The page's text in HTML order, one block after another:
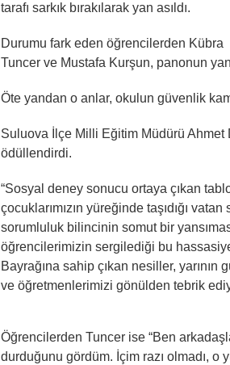
tarafı sarkık bırakılarak yan asıldı.
Durumu fark eden öğrencilerden Kübra
Tuncer ve Mustafa Kurşun, panonun
Öte yandan o anlar, okulun güvenlik
Suluova İlçe Milli Eğitim Müdürü
ödüllendirdi.
“Sosyal deney sonucu ortaya çıkan
çocuklarımızın yüreğinde taşıdığı
sorumluluk bilincinin somut bir
öğrencilerimizin sergilediği bu
Bayrağına sahip çıkan nesiller,
ve öğretmenlerimizi gönülden tebrik
Öğrencilerden Tuncer ise “Ben
durduğunu gördüm. İçim razı olmadı, o